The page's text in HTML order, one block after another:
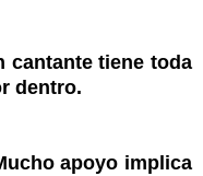
cantante tiene toda
dentro.
apoyo implica